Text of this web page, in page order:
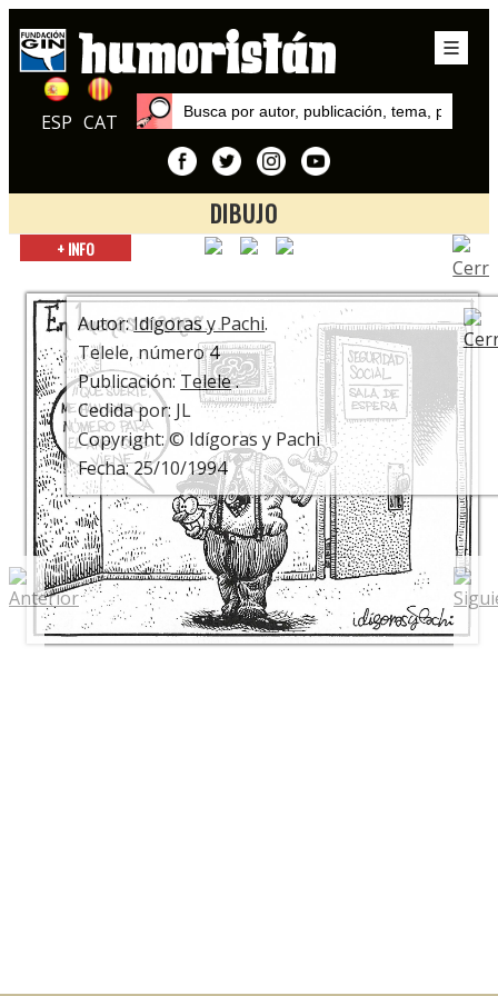
ESP CAT
DIBUJO
Inicio
Idígoras y Pachi
+ INFO
Autor:Idígoras y Pachi.
Telele, número 4
Publicación: Telele.
Cedida por: JL
Copyright: © Idígoras y Pachi
Fecha: 25/10/1994